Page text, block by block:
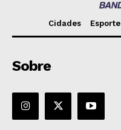
Cidades Esporte
Sobre